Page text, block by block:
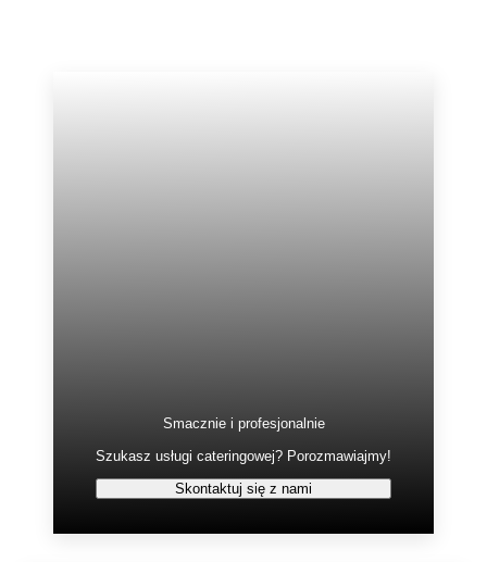
Smacznie i profesjonalnie
Szukasz usługi cateringowej? Porozmawiajmy!
Skontaktuj się z nami